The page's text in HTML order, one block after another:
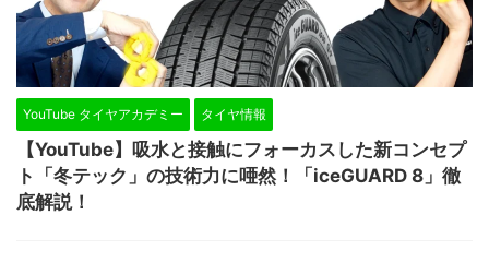
YouTube タイヤアカデミー タイヤ情報
【YouTube】吸水と接触にフォーカスした新コンセプ
ト「冬テック」の技術力に唖然！「iceGUARD 8」徹
底解説！